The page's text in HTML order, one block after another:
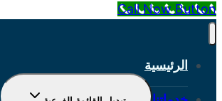
Call Now Button
الرئيسية